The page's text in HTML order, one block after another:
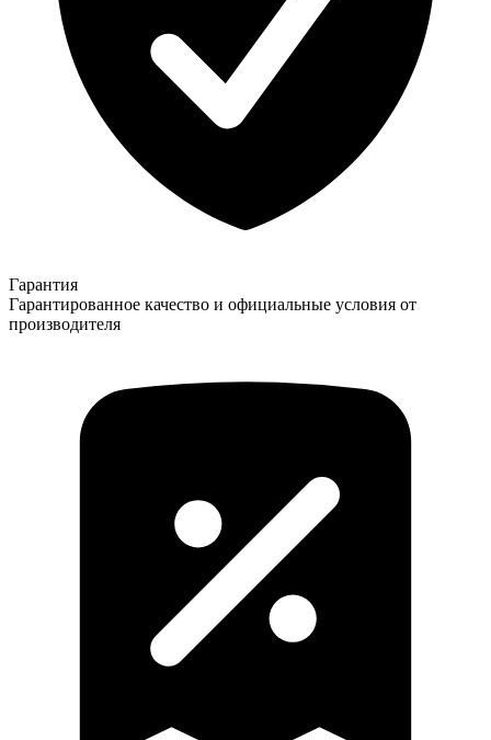
Гарантия
Гарантированное качество и официальные условия от
производителя